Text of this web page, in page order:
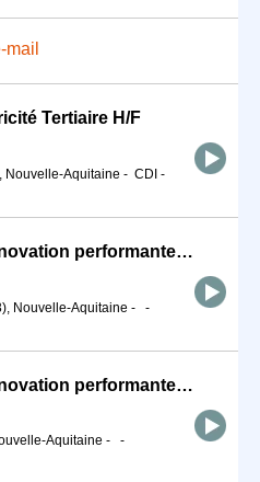
Tertiaire H/F
Nouvelle-Aquitaine - CDI -
Chargé d'affaires en rénovation performante (H/F)
Nouvelle-Aquitaine -
-
Chargé d'affaires en rénovation performante (H/F)
Aquitaine -
-